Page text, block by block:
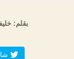
بقلم: